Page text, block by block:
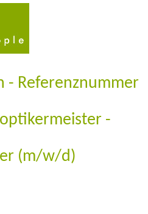
- Referenznummer
-
(m/w/d)